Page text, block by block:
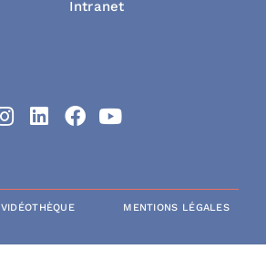
Intranet
VIDÉOTHÈQUE MENTIONS LÉGALES